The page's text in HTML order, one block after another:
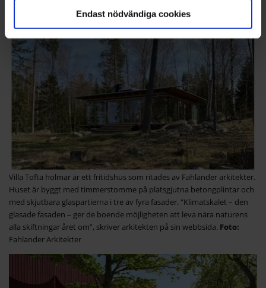
Endast nödvändiga cookies
Villa Tofta holmar är ett fritidshus som ritades av Fahlander arkitekter.
Huset är byggt med timmerstomme på platsgjutna betongplintar och
med skjutbara glaspartierna i tre av fyra fasader. "Klimatskalet – den
glasade fasaden – ger de boende möjligheten att leva nära naturens
alla skiftningar året om”, skriver arkitekten på sin webbsida.
Fahlander Arkitekter